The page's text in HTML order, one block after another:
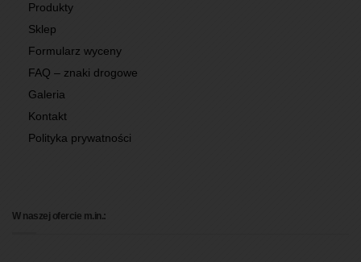
Produkty
Sklep
Formularz wyceny
FAQ – znaki drogowe
Galeria
Kontakt
Polityka prywatności
W naszej ofercie m.in.: